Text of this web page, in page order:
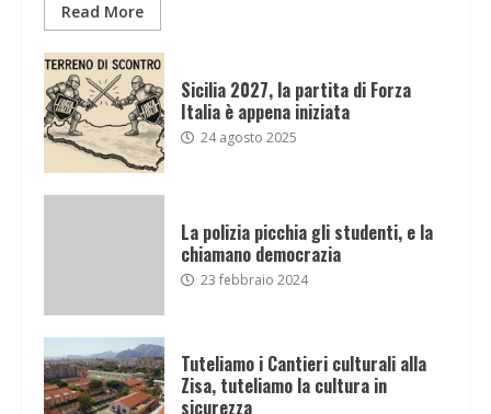
Read More
Sicilia 2027, la partita di Forza
Italia è appena iniziata
24 agosto 2025
La polizia picchia gli studenti, e la
chiamano democrazia
23 febbraio 2024
Tuteliamo i Cantieri culturali alla
Zisa, tuteliamo la cultura in
sicurezza